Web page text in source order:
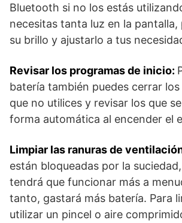
Bluetooth si no los estás
necesitas tanta luz en la pantalla,
su brillo y ajustarlo a tus
Revisar los programas de inicio:
batería también puedes cerrar
que no utilices y revisar los que
forma automática al encender el
Limpiar las ranuras de
están bloqueadas por la
tendrá que funcionar más a
tanto, gastará más batería. Para
utilizar un pincel o aire